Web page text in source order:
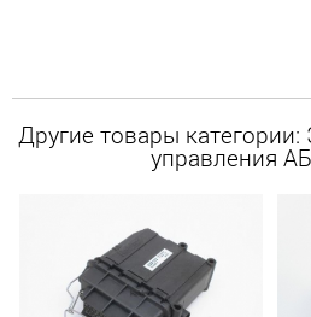
Другие товары
управления